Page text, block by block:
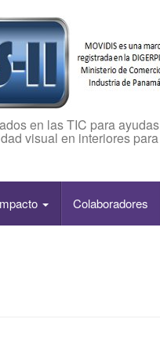
en las TIC para ayudas
visual en interiores para
Colaboradores